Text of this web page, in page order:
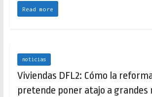
Read more
noticias
Viviendas DFL2: Cómo la
pretende poner atajo a